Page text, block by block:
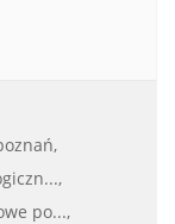
po...,